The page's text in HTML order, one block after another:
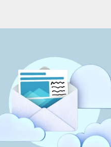
jogador, cuja
jogo a cada turno, até
pensamento
As primeiras versões
1980, e a
mahjong para PC
deles no mercado, e